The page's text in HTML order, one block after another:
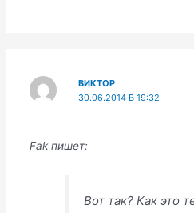
ВИКТОР
30.06.2014 В 19:32
Fak пишет:
Вот так? Как это